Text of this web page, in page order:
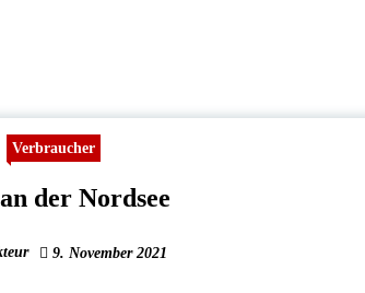
Verbraucher
der Nordsee
9. November 2021